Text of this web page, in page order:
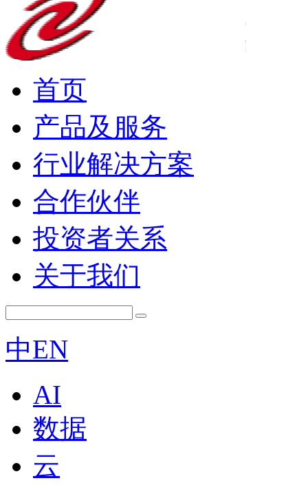
首页
产品及服务
行业解决方案
合作伙伴
投资者关系
关于我们
中EN
AI
数据
云